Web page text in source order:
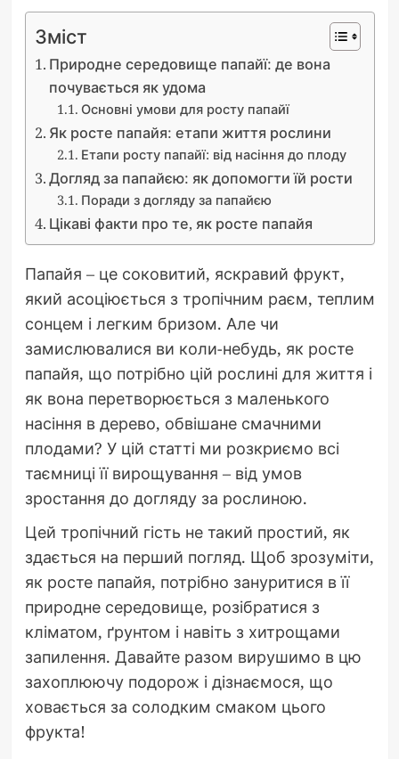
Зміст
Природне середовище папайї: де вона
почувається як удома
Основні умови для росту папайї
Як росте папайя: етапи життя рослини
Етапи росту папайї: від насіння до плоду
Догляд за папайєю: як допомогти їй рости
Поради з догляду за папайєю
Цікаві факти про те, як росте папайя
Папайя – це соковитий, яскравий фрукт,
який асоціюється з тропічним раєм, теплим
сонцем і легким бризом. Але чи
замислювалися ви коли-небудь, як росте
папайя, що потрібно цій рослині для життя і
як вона перетворюється з маленького
насіння в дерево, обвішане смачними
плодами? У цій статті ми розкриємо всі
таємниці її вирощування – від умов
зростання до догляду за рослиною.
Цей тропічний гість не такий простий, як
здається на перший погляд. Щоб зрозуміти,
як росте папайя, потрібно зануритися в її
природне середовище, розібратися з
кліматом, ґрунтом і навіть з хитрощами
запилення. Давайте разом вирушимо в цю
захоплюючу подорож і дізнаємося, що
ховається за солодким смаком цього
фрукта!